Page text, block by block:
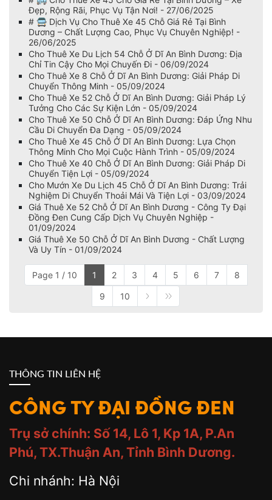
Đẹp, Rộng Rãi, Phục Vụ Tận Nơi! - 27/06/2025
# 🚍 Dịch Vụ Cho Thuê Xe 45 Chỗ Giá Rẻ Tại Bình
Dương – Chất Lượng Cao, Phục Vụ Chuyên Nghiệp! -
26/06/2025
Cho Thuê Xe Du Lịch 54 Chỗ Ở Dĩ An Bình Dương: Địa
Chỉ Tin Cậy Cho Mọi Chuyến Đi - 06/09/2024
Cho Thuê Xe 8 Chỗ Ở Dĩ An Bình Dương: Giải Pháp Di
Chuyển Thông Minh - 05/09/2024
Cho Thuê Xe 52 Chỗ Ở Dĩ An Bình Dương: Giải Pháp Lý
Tưởng Cho Các Sự Kiện Lớn - 05/09/2024
Cho Thuê Xe 50 Chỗ Ở Dĩ An Bình Dương: Đáp Ứng Nhu
Cầu Di Chuyển Đa Dạng - 05/09/2024
Cho Thuê Xe 45 Chỗ Ở Dĩ An Bình Dương: Lựa Chọn
Thông Minh Cho Mọi Cuộc Hành Trình - 05/09/2024
Cho Thuê Xe 40 Chỗ Ở Dĩ An Bình Dương: Giải Pháp Di
Chuyển Tiện Lợi - 05/09/2024
Cho Mướn Xe Du Lịch 45 Chỗ Ở Dĩ An Bình Dương: Trải
Nghiệm Di Chuyển Thoải Mái Và Tiện Lợi - 03/09/2024
Giá Thuê Xe 52 Chỗ Ở Dĩ An Bình Dương - Công Ty Đại
Đồng Đen Cung Cấp Dịch Vụ Chuyên Nghiệp -
01/09/2024
Giá Thuê Xe 50 Chỗ Ở Dĩ An Bình Dương - Chất Lượng
Và Uy Tín - 01/09/2024
Page 1 / 10 1 2 3 4 5 6 7 8
9 10
THÔNG TIN LIÊN HỆ
CÔNG TY ĐẠI ĐỒNG ĐEN
Trụ sở chính: Số 14, Lô 1, Kp 1A, P.An
Phú, TX.Thuận An, Tỉnh Bình Dương.
Chi nhánh: Hà Nội